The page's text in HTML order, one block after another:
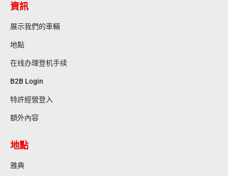
資訊
展示我們的車輛
地點
在线办理登机手续
B2B Login
特許經營登入
額外內容
地點
雅典